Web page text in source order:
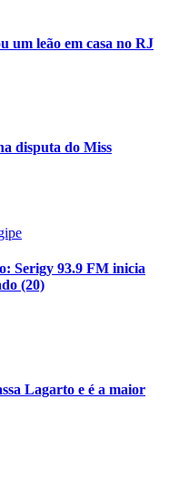
um leão em casa no RJ
disputa do Miss
Serigy 93.9 FM inicia
(20)
Lagarto e é a maior